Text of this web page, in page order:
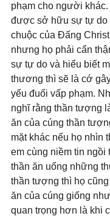
phạm cho người
được sở hữu sự tự do
chuộc của Đấng
nhưng họ phải cẩn
sự tự do và hiểu biết
thương thì sẽ là cớ
yếu đuối vấp phạm.
nghĩ rằng thần tượng
ăn của cúng thần
mặt khác nếu họ nhìn
em cùng niềm tin ngồi
thần ăn uống những
thần tượng thì họ
ăn của cúng giống
quan trọng hơn là khi